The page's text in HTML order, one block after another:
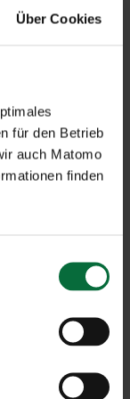
Über Cookies
für den Betrieb
auch Matomo
finden
Team
großen
und